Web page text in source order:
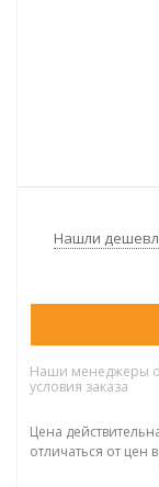
Нашли
Наши менеджеры
условия заказа
Цена
отличаться от цен